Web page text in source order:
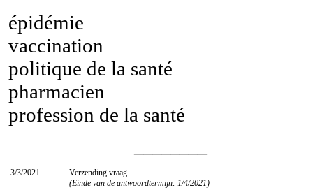
épidémie
vaccination
politique de la santé
pharmacien
profession de la santé
3/3/2021
Verzending vraag
(Einde van de antwoordtermijn: 1/4/2021)